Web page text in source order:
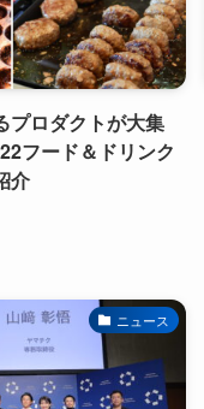
プロダクトが大集
フード＆ドリンク
介
ニュース